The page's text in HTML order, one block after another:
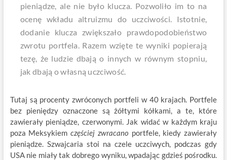
pieniądze, ale nie było klucza. Pozwoliło im to na
ocenę wkładu altruizmu do uczciwości. Istotnie,
dodanie klucza zwiększało prawdopodobieństwo
zwrotu portfela. Razem wzięte te wyniki popierają
tezę, że ludzie dbają o innych w równym stopniu,
jak dbają o własną uczciwość.
Tutaj są procenty zwróconych portfeli w 40 krajach. Portfele
bez pieniędzy oznaczone są żółtymi kółkami, a te, które
zawierały pieniądze, czerwonymi. Jak widać w każdym kraju
poza Meksykiemczęściej zwracano portfele, kiedy zawierały
pieniądze. Szwajcaria stoi na czele uczciwych, podczas gdy
USA nie miały tak dobrego wyniku, wpadając gdzieś pośrodku.